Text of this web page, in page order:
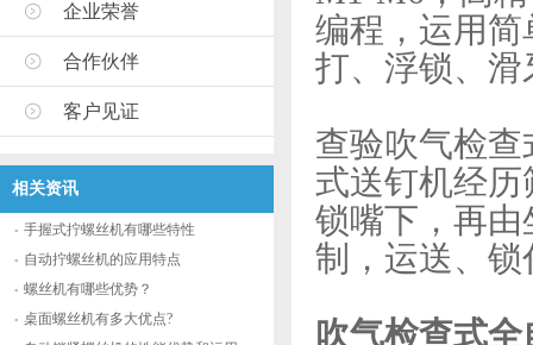
企业荣誉
合作伙伴
客户见证
相关资讯
手握式拧螺丝机有哪些特性
自动拧螺丝机的应用特点
螺丝机有哪些优势？
桌面螺丝机有多大优点?
编程，运用
打、浮锁、
查验吹气检
式送钉机经
锁嘴下，再由
制，运送、
吹气检查式